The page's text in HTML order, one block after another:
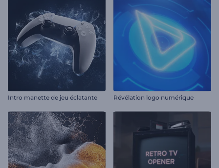
Intro manette de jeu éclatante Révélation logo numérique